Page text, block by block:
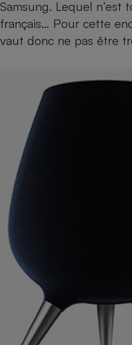
Samsung. Lequel n’est
français… Pour cette
vaut donc ne pas être